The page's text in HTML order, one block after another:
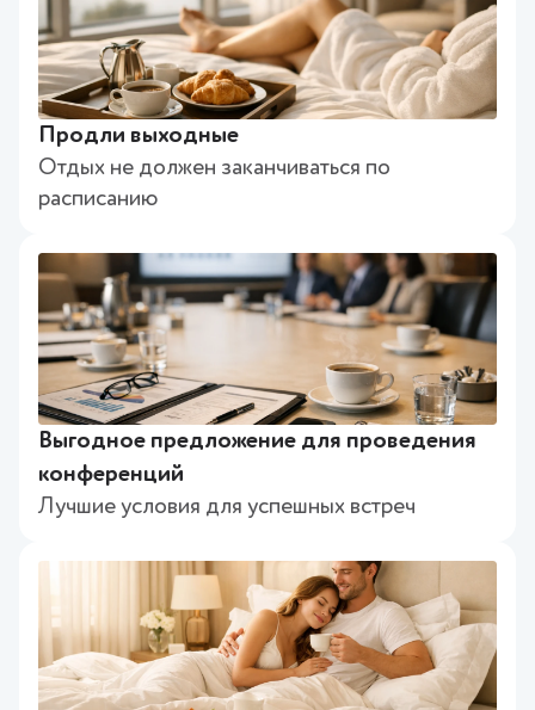
Продли выходные
Отдых не должен заканчиваться по
расписанию
Выгодное предложение для проведения
конференций
Лучшие условия для успешных встреч